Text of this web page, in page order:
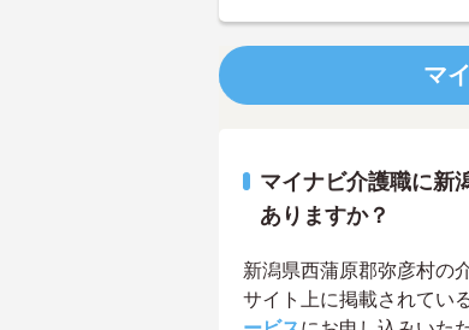
マ
マイナビ介護職に新
ありますか？
新潟県西蒲原郡弥彦村の
サイト上に掲載されてい